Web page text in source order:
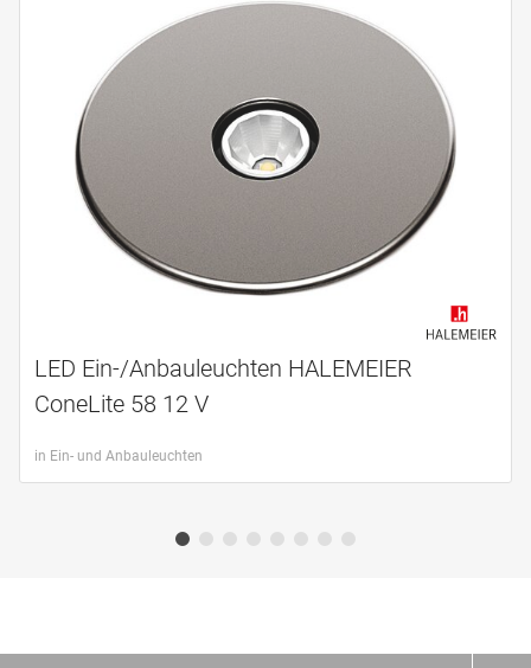
LED Ein-/Anbauleuchten HALEMEIER
ConeLite 58 12 V
in Ein- und Anbauleuchten